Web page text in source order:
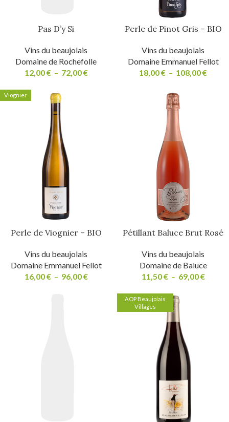
Pas D’y Si
Vins du beaujolais
Domaine de Rochefolle
12,00€ – 72,00€
Perle de Pinot Gris – BIO
Vins du beaujolais
Domaine Emmanuel Fellot
18,00€ – 108,00€
Viognier
Perle de Viognier – BIO
Vins du beaujolais
Domaine Emmanuel Fellot
16,00€ – 96,00€
Pétillant Baluce Brut Rosé
Vins du beaujolais
Domaine de Baluce
11,50€ – 69,00€
AOP Beaujolais
Villages